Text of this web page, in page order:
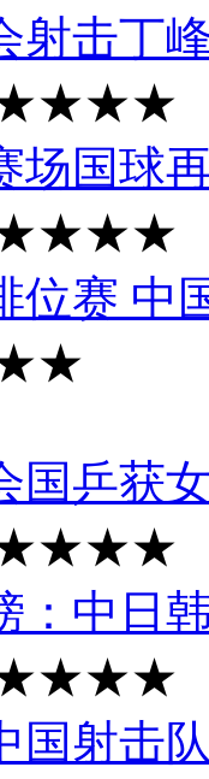
射击丁
场国球
位赛 中
国乒获
：中日
国射击